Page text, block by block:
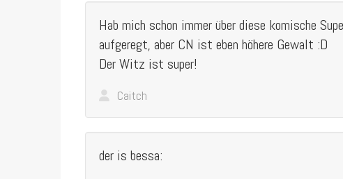
Hab mich schon immer über diese komische
aufgeregt, aber CN ist eben höhere Gewalt :D
Der Witz ist super!
Caitch
der is bessa: